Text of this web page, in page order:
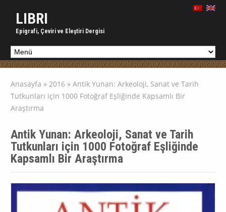
LIBRI
Epigrafi, Çeviri ve Eleştiri Dergisi
Anasayfa » 2016 » Antik Yunan: Arkeoloji, Sanat ve Tarih
Tutkunları için 1000 Fotoğraf Eşliğinde Kapsamlı Bir
Araştırma
Antik Yunan: Arkeoloji, Sanat ve Tarih
Tutkunları için 1000 Fotoğraf Eşliğinde
Kapsamlı Bir Araştırma